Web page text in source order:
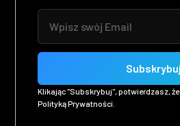
Klikając "Subskrybuj", potwierdzasz,
Polityką Prywatności.